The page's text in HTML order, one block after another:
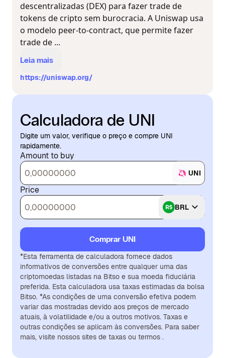
descentralizadas (DEX) para fazer trade de
tokens de cripto sem burocracia. A Uniswap usa
o modelo peer-to-contract, que permite fazer
trade de ...
Leia mais
https://uniswap.org/
Calculadora de UNI
Digite um valor, verifique o preço e compre UNI
rapidamente.
Amount to buy
UNI
Price
BRL
Comprar UNI
*Esta ferramenta de calculadora fornece dados
informativos de conversões entre qualquer uma das
criptomoedas listadas na Bitso e sua moeda fiduciária
preferida. Esta calculadora usa taxas estimadas da bolsa
Bitso. *As condições de uma conversão efetiva podem
variar das mostradas devido aos preços de mercado
atuais, à volatilidade e/ou a outros motivos. Taxas e
outras condições se aplicam às conversões. Para saber
mais, visite nossos sites de taxas ou termos .